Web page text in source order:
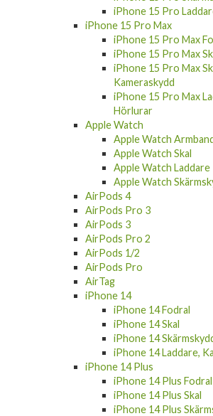
iPhone 15 Pro
iPhone 15 Pro Max
iPhone 15 Pro Max
iPhone 15 Pro Max
iPhone 15 Pro Max
Kameraskydd
iPhone 15 Pro Max
Hörlurar
Apple Watch
Apple Watch
Apple Watch Skal
Apple Watch Laddare
Apple Watch
AirPods 4
AirPods Pro 3
AirPods 3
AirPods Pro 2
AirPods 1/2
AirPods Pro
AirTag
iPhone 14
iPhone 14 Fodral
iPhone 14 Skal
iPhone 14
iPhone 14 Laddare,
iPhone 14 Plus
iPhone 14 Plus Fodral
iPhone 14 Plus Skal
iPhone 14 Plus